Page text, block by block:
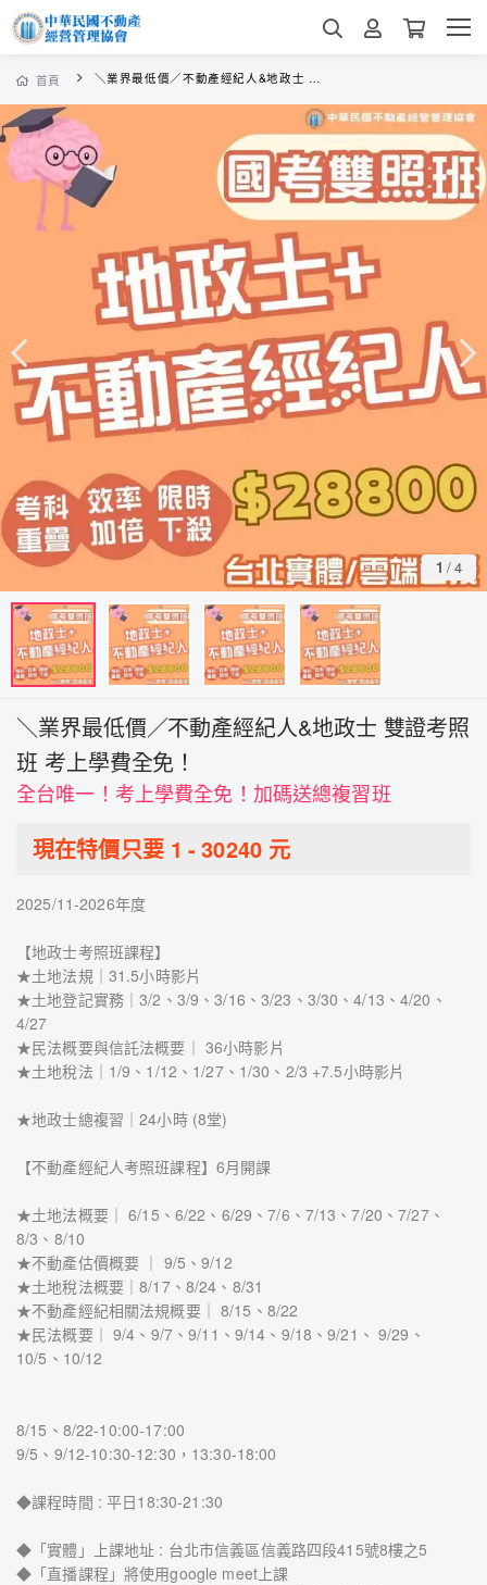
首頁 ＼業界最低價／不動產經紀人&地政士 雙證考照班 考上學費全免！
1 /4
＼業界最低價／不動產經紀人&地政士 雙證考照
班 考上學費全免！
全台唯一！考上學費全免！加碼送總複習班
現在特價只要 1 - 30240元
2025/11-2026年度
【地政士考照班課程】
★土地法規｜31.5小時影片
★土地登記實務｜3/2、3/9、3/16、3/23、3/30、4/13、4/20、
4/27
★民法概要與信託法概要｜ 36小時影片
★土地稅法｜1/9、1/12、1/27、1/30、2/3 +7.5小時影片
★地政士總複習｜24小時 (8堂)
【不動產經紀人考照班課程】6月開課
★土地法概要｜ 6/15、6/22、6/29、7/6、7/13、7/20、7/27、
8/3、8/10
★不動產估價概要 ｜ 9/5、9/12
★土地稅法概要｜8/17、8/24、8/31
★不動產經紀相關法規概要｜ 8/15、8/22
★民法概要｜ 9/4、9/7、9/11、9/14、9/18、9/21、 9/29、
10/5、10/12
8/15、8/22-10:00-17:00
9/5、9/12-10:30-12:30，13:30-18:00
◆課程時間 : 平日18:30-21:30
◆「實體」上課地址 : 台北市信義區信義路四段415號8樓之5
◆「直播課程」將使用google meet上課